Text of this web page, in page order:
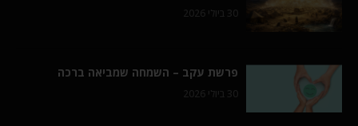
פרשת עקב – השמחה שמביאה ברכה